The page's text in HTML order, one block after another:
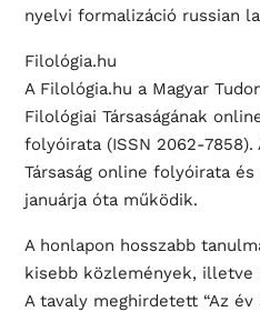
nyelvi formalizáció russian
Filológia.hu
A Filológia.hu a Magyar
Filológiai Társaságának
folyóirata (ISSN 2062-7858).
Társaság online folyóirata
januárja óta működik.
A honlapon hosszabb
kisebb közlemények, illetve
A tavaly meghirdetett “Az év